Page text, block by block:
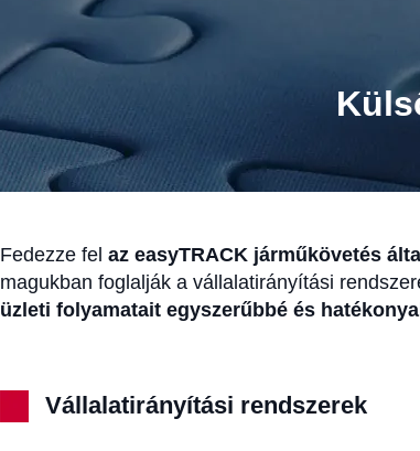
Fedezze fel az easyTRACK járműkövetés
magukban foglalják a vállalatirányítási
üzleti folyamatait egyszerűbbé és
Vállalatirányítási rendszerek